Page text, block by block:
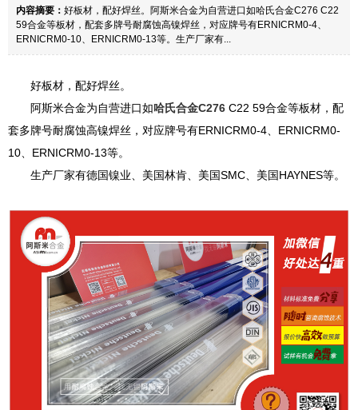
内容摘要： 好板材，配好焊丝。阿斯米合金为自营进口如哈氏合金C276 C22
59合金等板材，配套多牌号耐腐蚀高镍焊丝，对应牌号有ERNICRM0-4、
ERNICRM0-10、ERNICRM0-13等。生产厂家有...
好板材，配好焊丝。
阿斯米合金为自营进口如哈氏合金C276 C22 59合金等板材，配
套多牌号耐腐蚀高镍焊丝，对应牌号有ERNICRM0-4、ERNICRM0-
10、ERNICRM0-13等。
生产厂家有德国镍业、美国林肯、美国SMC、美国HAYNES等。